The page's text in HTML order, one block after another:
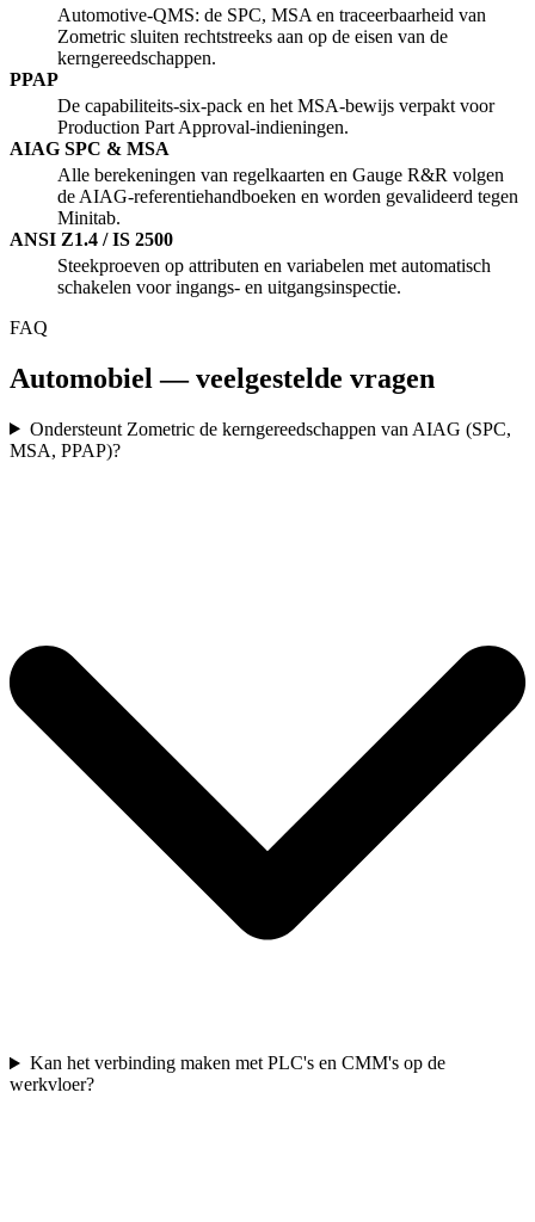
Automotive-QMS: de SPC, MSA en traceerbaarheid van
Zometric sluiten rechtstreeks aan op de eisen van de
kerngereedschappen.
PPAP
De capabiliteits-six-pack en het MSA-bewijs verpakt voor
Production Part Approval-indieningen.
AIAG SPC & MSA
Alle berekeningen van regelkaarten en Gauge R&R volgen
de AIAG-referentiehandboeken en worden gevalideerd tegen
Minitab.
ANSI Z1.4 / IS 2500
Steekproeven op attributen en variabelen met automatisch
schakelen voor ingangs- en uitgangsinspectie.
FAQ
Automobiel — veelgestelde vragen
Ondersteunt Zometric de kerngereedschappen van AIAG (SPC,
MSA, PPAP)?
Kan het verbinding maken met PLC's en CMM's op de
werkvloer?